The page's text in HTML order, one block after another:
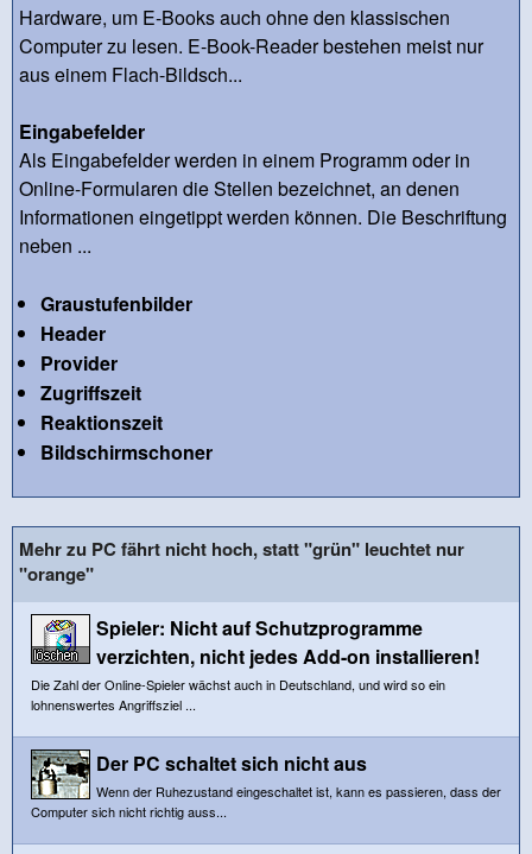
Hardware, um E-Books auch ohne den klassischen
Computer zu lesen. E-Book-Reader bestehen meist nur
aus einem Flach-Bildsch...
Eingabefelder
Als Eingabefelder werden in einem Programm oder in
Online-Formularen die Stellen bezeichnet, an denen
Informationen eingetippt werden können. Die Beschriftung
neben ...
Graustufenbilder
Header
Provider
Zugriffszeit
Reaktionszeit
Bildschirmschoner
Mehr zu PC fährt nicht hoch, statt "grün" leuchtet nur
"orange"
Spieler: Nicht auf Schutzprogramme
verzichten, nicht jedes Add-on installieren!
Die Zahl der Online-Spieler wächst auch in Deutschland, und wird so ein
lohnenswertes Angriffsziel ...
Der PC schaltet sich nicht aus
Wenn der Ruhezustand eingeschaltet ist, kann es passieren, dass der
Computer sich nicht richtig auss...